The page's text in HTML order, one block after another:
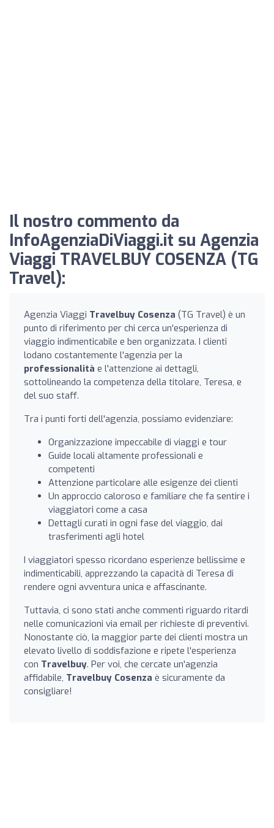
Il nostro commento da
InfoAgenziaDiViaggi.it su Agenzia
Viaggi TRAVELBUY COSENZA (TG
Travel):
Agenzia Viaggi Travelbuy Cosenza (TG Travel) è un
punto di riferimento per chi cerca un'esperienza di
viaggio indimenticabile e ben organizzata. I clienti
lodano costantemente l'agenzia per la
professionalità e l'attenzione ai dettagli,
sottolineando la competenza della titolare, Teresa, e
del suo staff.
Tra i punti forti dell'agenzia, possiamo evidenziare:
Organizzazione impeccabile di viaggi e tour
Guide locali altamente professionali e
competenti
Attenzione particolare alle esigenze dei clienti
Un approccio caloroso e familiare che fa sentire i
viaggiatori come a casa
Dettagli curati in ogni fase del viaggio, dai
trasferimenti agli hotel
I viaggiatori spesso ricordano esperienze bellissime e
indimenticabili, apprezzando la capacità di Teresa di
rendere ogni avventura unica e affascinante.
Tuttavia, ci sono stati anche commenti riguardo ritardi
nelle comunicazioni via email per richieste di preventivi.
Nonostante ciò, la maggior parte dei clienti mostra un
elevato livello di soddisfazione e ripete l'esperienza
con Travelbuy. Per voi, che cercate un'agenzia
affidabile, Travelbuy Cosenza è sicuramente da
consigliare!